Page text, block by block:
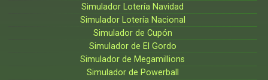
Simulador Lotería Navidad
Simulador Lotería Nacional
Simulador de Cupón
Simulador de El Gordo
Simulador de Megamillions
Simulador de Powerball